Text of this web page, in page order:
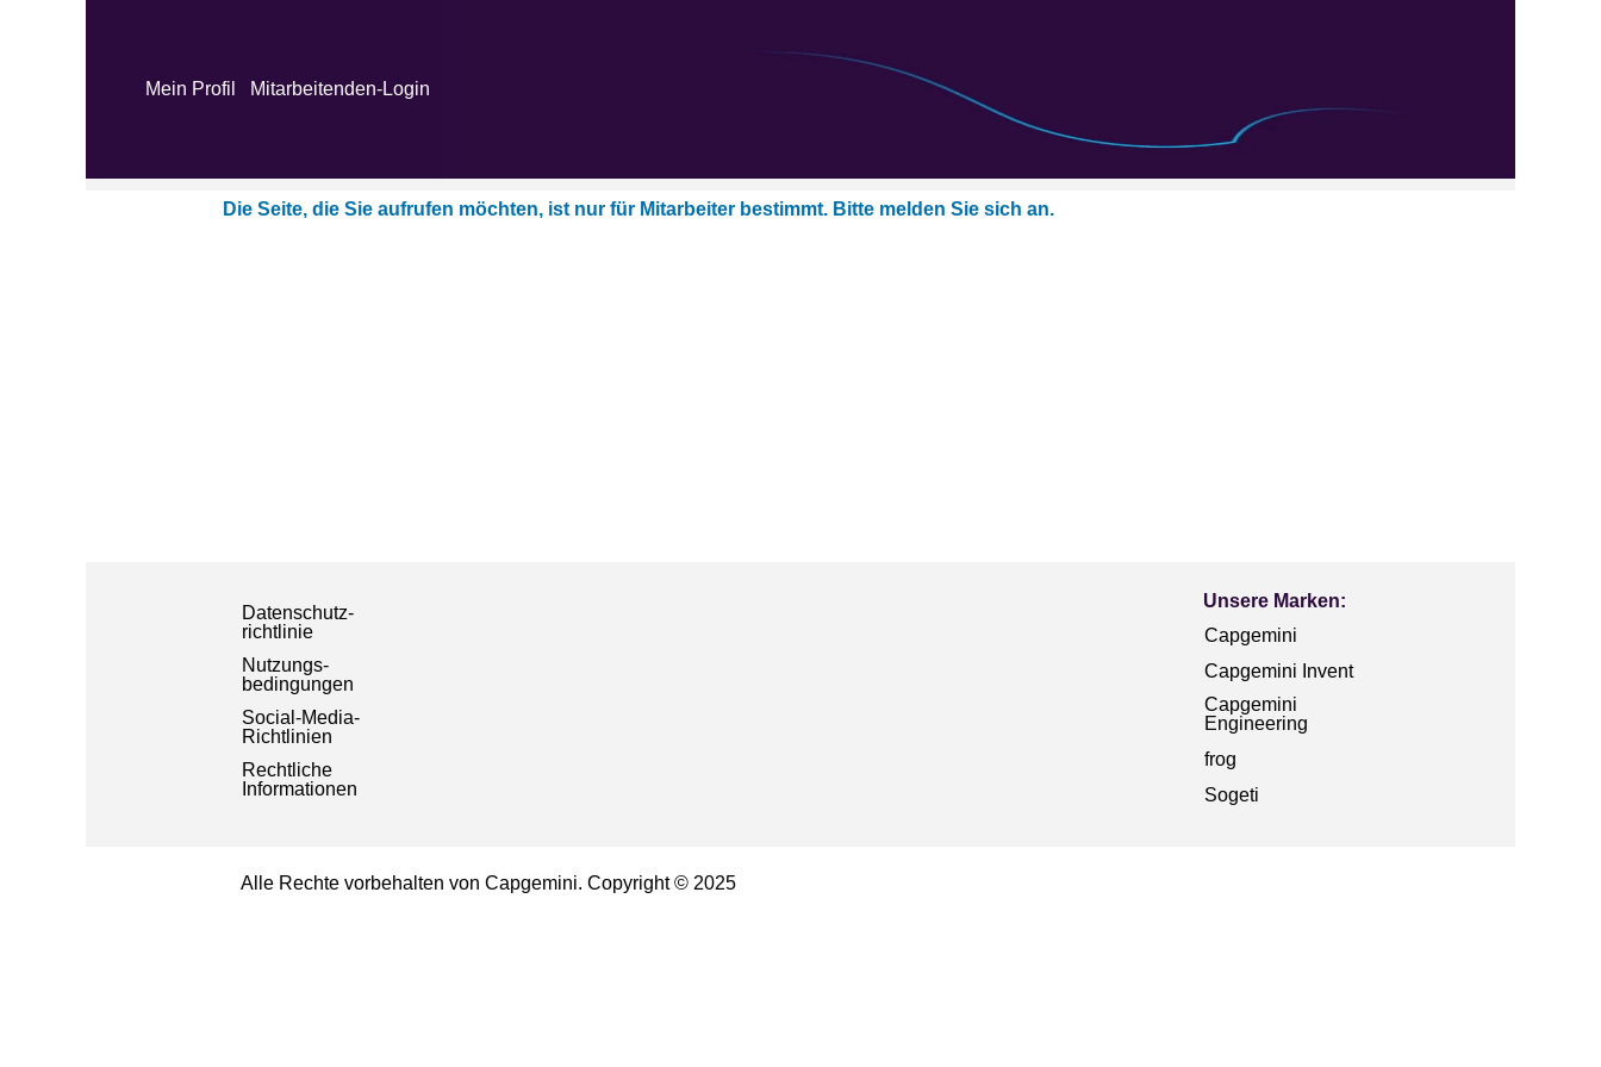
Mein Profil Mitarbeitenden-Login
Filter löschen
Die Seite, die Sie aufrufen möchten, ist nur für Mitarbeiter bestimmt. Bitte melden Sie sich an.
Datenschutz-
richtlinie
Nutzungs-
bedingungen
Social-Media-
Richtlinien
Rechtliche
Informationen
Unsere Marken:
Capgemini
Capgemini Invent
Capgemini
Engineering
frog
Sogeti
Alle Rechte vorbehalten von Capgemini. Copyright © 2025